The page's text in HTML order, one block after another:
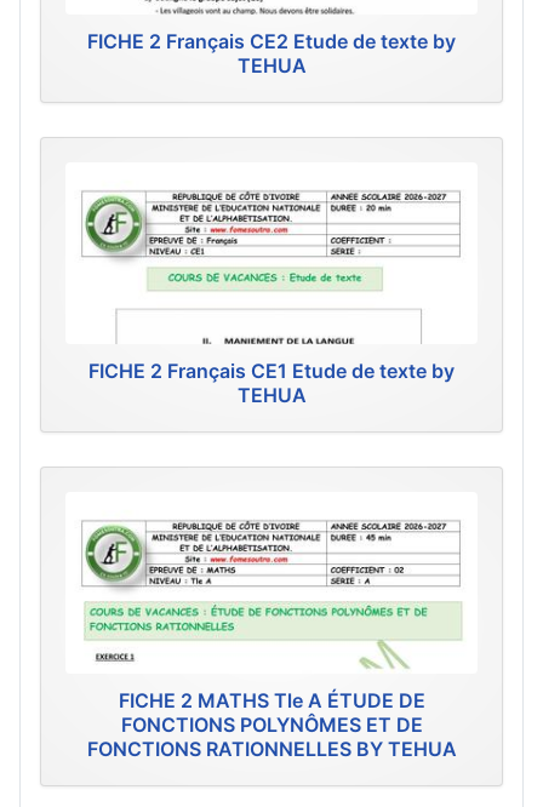
FICHE 2 Français CE2 Etude de texte by
TEHUA
FICHE 2 Français CE1 Etude de texte by
TEHUA
FICHE 2 MATHS Tle A ÉTUDE DE
FONCTIONS POLYNÔMES ET DE
FONCTIONS RATIONNELLES BY TEHUA